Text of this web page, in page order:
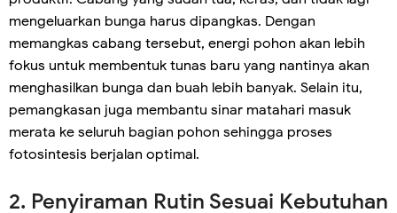
mengeluarkan bunga harus dipangkas. Dengan
memangkas cabang tersebut, energi pohon akan lebih
fokus untuk membentuk tunas baru yang nantinya akan
menghasilkan bunga dan buah lebih banyak. Selain itu,
pemangkasan juga membantu sinar matahari masuk
merata ke seluruh bagian pohon sehingga proses
fotosintesis berjalan optimal.
2. Penyiraman Rutin Sesuai Kebutuhan